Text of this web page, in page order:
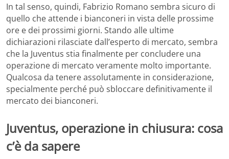
In tal senso, quindi, Fabrizio Romano sembra sicuro di
quello che attende i bianconeri in vista delle prossime
ore e dei prossimi giorni. Stando alle ultime
dichiarazioni rilasciate dall’esperto di mercato, sembra
che la Juventus stia finalmente per concludere una
operazione di mercato veramente molto importante.
Qualcosa da tenere assolutamente in considerazione,
specialmente perché può sbloccare definitivamente il
mercato dei bianconeri.
Juventus, operazione in chiusura: cosa
c’è da sapere